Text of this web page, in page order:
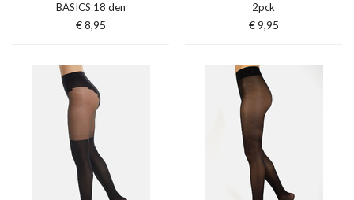
BASICS 18 den
€ 8,95
2pck
€ 9,95